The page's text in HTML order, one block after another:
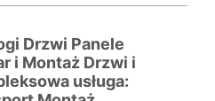
Drzwi Panele
i Montaż Drzwi i
usługa: